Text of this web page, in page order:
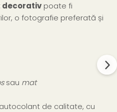
poate fi
o fotografie preferată și
sau mat
de calitate, cu